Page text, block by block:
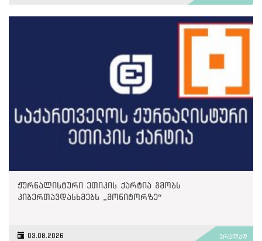
ჟურნალისტური ეთიკის ქარტია გმობს
კიბერთავდასხმებს „მონიტორზე“
03.08.2026 ვრცლად